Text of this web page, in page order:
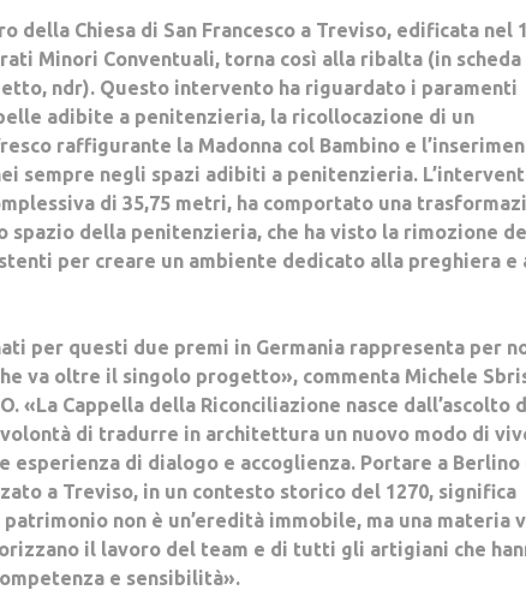
della Chiesa di San Francesco a Treviso, edificata nel
Minori Conventuali, torna così alla ribalta (in scheda
ndr). Questo intervento ha riguardato i paramenti
adibite a penitenzieria, la ricollocazione di un
raffigurante la Madonna col Bambino e
sempre negli spazi adibiti a penitenzieria.
di 35,75 metri, ha comportato una
spazio della penitenzieria, che ha visto la rimozione
per creare un ambiente dedicato alla preghiera e
per questi due premi in Germania rappresenta per
va oltre il singolo progetto», commenta Michele
«La Cappella della Riconciliazione nasce dall’ascolto
di tradurre in architettura un nuovo modo di
esperienza di dialogo e accoglienza. Portare a Berlino
a Treviso, in un contesto storico del 1270, significa
non è un’eredità immobile, ma una materia
il lavoro del team e di tutti gli artigiani che
e sensibilità».